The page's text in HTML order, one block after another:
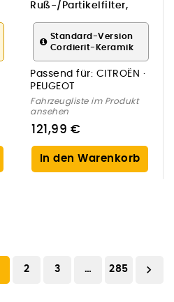
Ruß-/Partikelfilter,
Abgasanlage
Standard-Version
Cordierit-Keramik
Passend für: CITROËN ·
PEUGEOT
Fahrzeugliste im Produkt
ansehen
121,99 €
In den Warenkorb
2 3 … 285 